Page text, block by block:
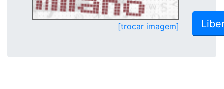
[trocar imagem]